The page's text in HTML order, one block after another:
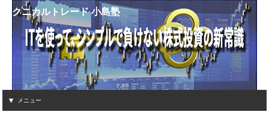
テクニカルトレード 小島塾
メニュー